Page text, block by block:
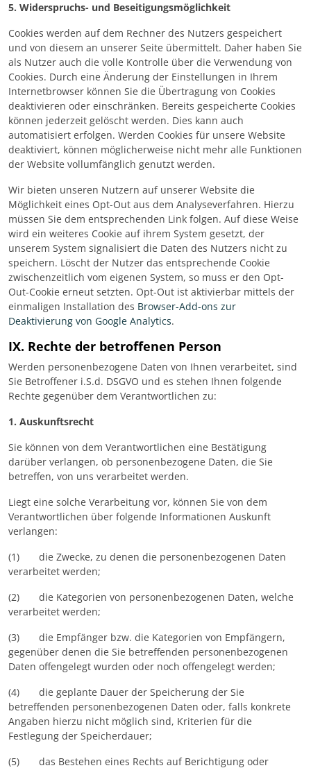
5. Widerspruchs- und Beseitigungsmöglichkeit
Cookies werden auf dem Rechner des Nutzers gespeichert
und von diesem an unserer Seite übermittelt. Daher haben Sie
als Nutzer auch die volle Kontrolle über die Verwendung von
Cookies. Durch eine Änderung der Einstellungen in Ihrem
Internetbrowser können Sie die Übertragung von Cookies
deaktivieren oder einschränken. Bereits gespeicherte Cookies
können jederzeit gelöscht werden. Dies kann auch
automatisiert erfolgen. Werden Cookies für unsere Website
deaktiviert, können möglicherweise nicht mehr alle Funktionen
der Website vollumfänglich genutzt werden.
Wir bieten unseren Nutzern auf unserer Website die
Möglichkeit eines Opt-Out aus dem Analyseverfahren. Hierzu
müssen Sie dem entsprechenden Link folgen. Auf diese Weise
wird ein weiteres Cookie auf ihrem System gesetzt, der
unserem System signalisiert die Daten des Nutzers nicht zu
speichern. Löscht der Nutzer das entsprechende Cookie
zwischenzeitlich vom eigenen System, so muss er den Opt-
Out-Cookie erneut setzten. Opt-Out ist aktivierbar mittels der
einmaligen Installation des Browser-Add-ons zur
Deaktivierung von Google Analytics.
IX. Rechte der betroffenen Person
Werden personenbezogene Daten von Ihnen verarbeitet, sind
Sie Betroffener i.S.d. DSGVO und es stehen Ihnen folgende
Rechte gegenüber dem Verantwortlichen zu:
1. Auskunftsrecht
Sie können von dem Verantwortlichen eine Bestätigung
darüber verlangen, ob personenbezogene Daten, die Sie
betreffen, von uns verarbeitet werden.
Liegt eine solche Verarbeitung vor, können Sie von dem
Verantwortlichen über folgende Informationen Auskunft
verlangen:
(1) die Zwecke, zu denen die personenbezogenen Daten
verarbeitet werden;
(2) die Kategorien von personenbezogenen Daten, welche
verarbeitet werden;
(3) die Empfänger bzw. die Kategorien von Empfängern,
gegenüber denen die Sie betreffenden personenbezogenen
Daten offengelegt wurden oder noch offengelegt werden;
(4) die geplante Dauer der Speicherung der Sie
betreffenden personenbezogenen Daten oder, falls konkrete
Angaben hierzu nicht möglich sind, Kriterien für die
Festlegung der Speicherdauer;
(5) das Bestehen eines Rechts auf Berichtigung oder